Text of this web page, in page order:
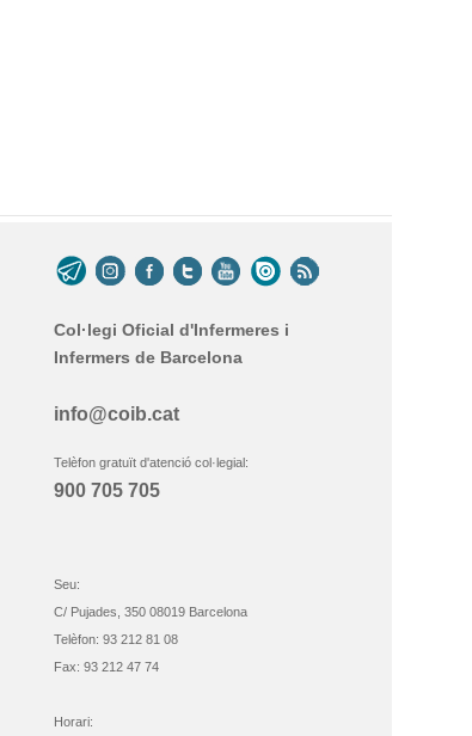
Col·legi Oficial d'Infermeres i
Infermers de Barcelona
info@coib.cat
Telèfon gratuït d'atenció col·legial:
900 705 705
Seu:
C/ Pujades, 350 08019 Barcelona
Telèfon: 93 212 81 08
Fax: 93 212 47 74
Horari: